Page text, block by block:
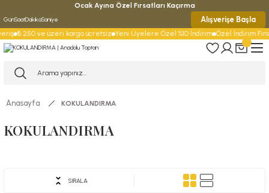
Ocak Ayına Özel Fırsatları Kaçırma
GünSaatDakikaSaniye Alışverişe Başla
₺ 250 ve üzeri kargo ücretsiz Yeni Üyelere Özel %10 İndirim Özel İndirim
Anasayfa KOKULANDIRMA
KOKULANDIRMA
SIRALA